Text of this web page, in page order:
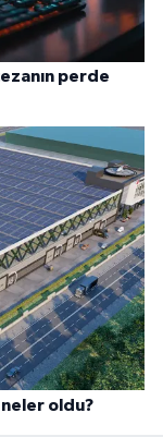
perde
neler oldu?